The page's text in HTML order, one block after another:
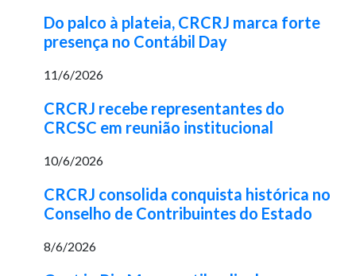
Do palco à plateia, CRCRJ marca forte
presença no Contábil Day
11/6/2026
CRCRJ recebe representantes do
CRCSC em reunião institucional
10/6/2026
CRCRJ consolida conquista histórica no
Conselho de Contribuintes do Estado
8/6/2026